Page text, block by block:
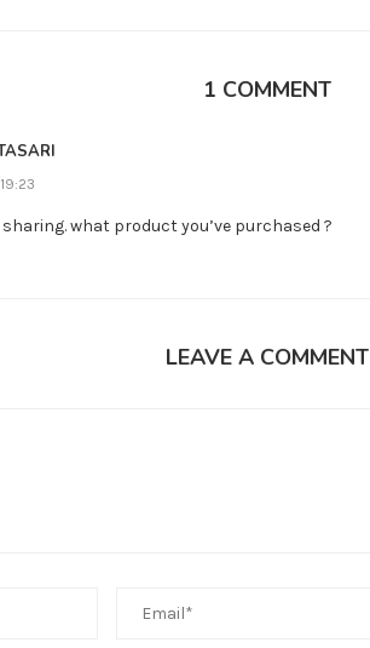
1 COMMENT
what product you’ve purchased ?
LEAVE A COMMENT